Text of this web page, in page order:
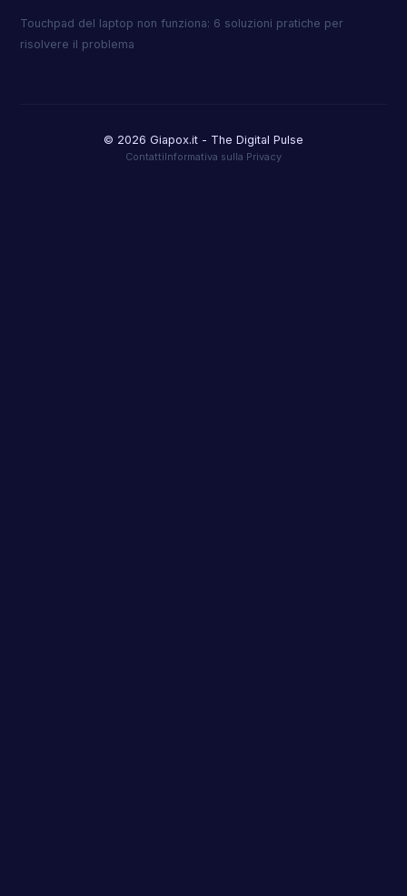
Touchpad del laptop non funziona: 6 soluzioni pratiche per
risolvere il problema
© 2026 Giapox.it - The Digital Pulse
ContattiInformativa sulla Privacy